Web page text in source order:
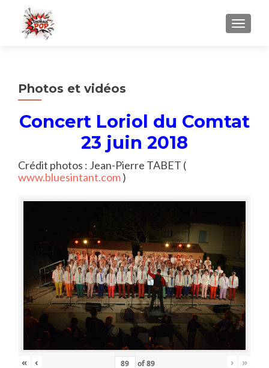
Photos et vidéos
Concert Loriol du Comtat
23 juin 2018
Crédit photos : Jean-Pierre TABET (
www.bluesintant.com)
« ‹ of89 › »